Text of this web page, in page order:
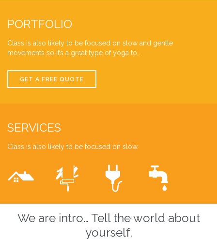
PORTFOLIO
Class is also likely to be focused on slow and gentle
movements so it’s a great type of yoga to…
GET A FREE QUOTE
SERVICES
Class is also likely to be focused on slow.
   
We are intro… Tell the world about
yourself.